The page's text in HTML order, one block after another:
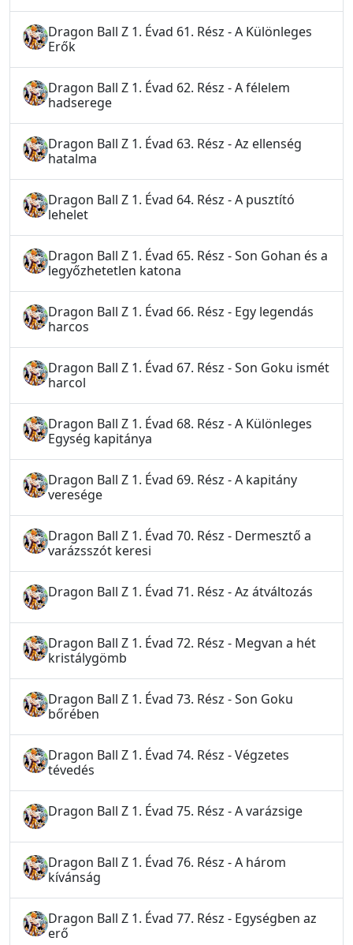
Dragon Ball Z 1. Évad 61. Rész - A Különleges
Erők
Dragon Ball Z 1. Évad 62. Rész - A félelem
hadserege
Dragon Ball Z 1. Évad 63. Rész - Az ellenség
hatalma
Dragon Ball Z 1. Évad 64. Rész - A pusztító
lehelet
Dragon Ball Z 1. Évad 65. Rész - Son Gohan és a
legyőzhetetlen katona
Dragon Ball Z 1. Évad 66. Rész - Egy legendás
harcos
Dragon Ball Z 1. Évad 67. Rész - Son Goku ismét
harcol
Dragon Ball Z 1. Évad 68. Rész - A Különleges
Egység kapitánya
Dragon Ball Z 1. Évad 69. Rész - A kapitány
veresége
Dragon Ball Z 1. Évad 70. Rész - Dermesztő a
varázsszót keresi
Dragon Ball Z 1. Évad 71. Rész - Az átváltozás
Dragon Ball Z 1. Évad 72. Rész - Megvan a hét
kristálygömb
Dragon Ball Z 1. Évad 73. Rész - Son Goku
bőrében
Dragon Ball Z 1. Évad 74. Rész - Végzetes
tévedés
Dragon Ball Z 1. Évad 75. Rész - A varázsige
Dragon Ball Z 1. Évad 76. Rész - A három
kívánság
Dragon Ball Z 1. Évad 77. Rész - Egységben az
erő